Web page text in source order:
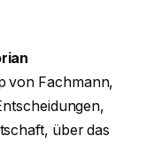
von Fachmann,
über das